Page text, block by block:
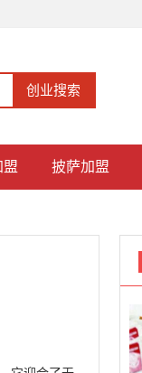
盟 披萨加盟